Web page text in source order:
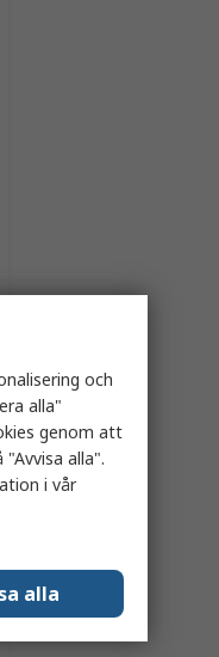
och
alla"
genom att
alla".
i vår
alla